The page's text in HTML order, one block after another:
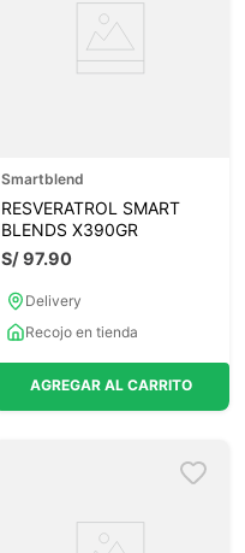
Smartblend
RESVERATROL SMART
BLENDS X390GR
S/97.90
Delivery
Recojo en tienda
AGREGAR AL CARRITO